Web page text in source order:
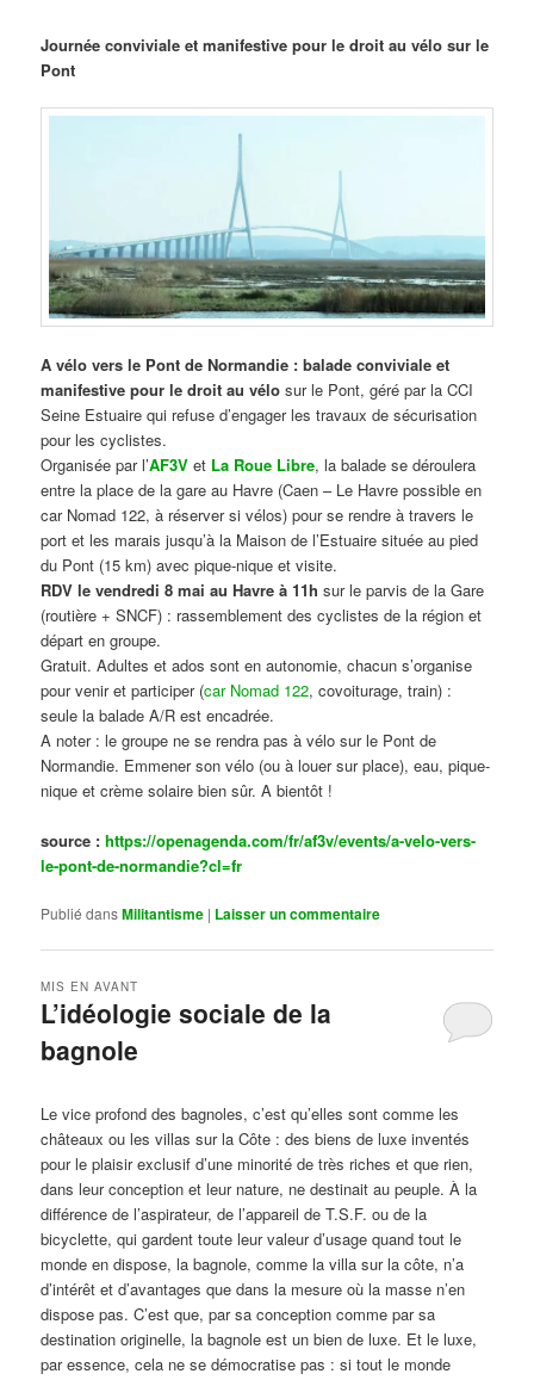
Journée conviviale et manifestive pour le droit au vélo sur le
Pont
A vélo vers le Pont de Normandie : balade conviviale et
manifestive pour le droit au vélo sur le Pont, géré par la CCI
Seine Estuaire qui refuse d’engager les travaux de sécurisation
pour les cyclistes.
Organisée par l’AF3V et La Roue Libre, la balade se déroulera
entre la place de la gare au Havre (Caen – Le Havre possible en
car Nomad 122, à réserver si vélos) pour se rendre à travers le
port et les marais jusqu’à la Maison de l’Estuaire située au pied
du Pont (15 km) avec pique-nique et visite.
RDV le vendredi 8 mai au Havre à 11h sur le parvis de la Gare
(routière + SNCF) : rassemblement des cyclistes de la région et
départ en groupe.
Gratuit. Adultes et ados sont en autonomie, chacun s’organise
pour venir et participer (car Nomad 122, covoiturage, train) :
seule la balade A/R est encadrée.
A noter : le groupe ne se rendra pas à vélo sur le Pont de
Normandie. Emmener son vélo (ou à louer sur place), eau, pique-
nique et crème solaire bien sûr. A bientôt !
source :https://openagenda.com/fr/af3v/events/a-velo-vers-
le-pont-de-normandie?cl=fr
Publié dansMilitantisme | Laisser un commentaire
L’idéologie sociale de la
bagnole
MIS EN AVANT
Le vice profond des bagnoles, c’est qu’elles sont comme les
châteaux ou les villas sur la Côte : des biens de luxe inventés
pour le plaisir exclusif d’une minorité de très riches et que rien,
dans leur conception et leur nature, ne destinait au peuple. À la
différence de l’aspirateur, de l’appareil de T.S.F. ou de la
bicyclette, qui gardent toute leur valeur d’usage quand tout le
monde en dispose, la bagnole, comme la villa sur la côte, n’a
d’intérêt et d’avantages que dans la mesure où la masse n’en
dispose pas. C’est que, par sa conception comme par sa
destination originelle, la bagnole est un bien de luxe. Et le luxe,
par essence, cela ne se démocratise pas : si tout le monde